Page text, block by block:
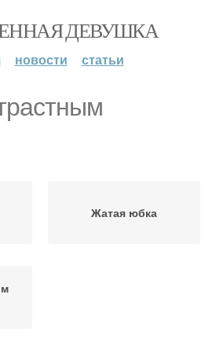
ДЕВУШКА
новости статьи
Жатая юбка